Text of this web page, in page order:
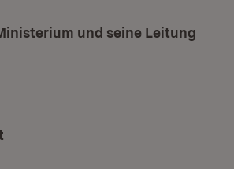
und seine Leitung